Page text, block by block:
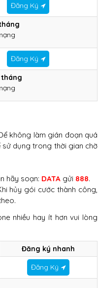
Đăng Ký
Đăng Ký
tháng
không làm gián đoạn quá
sử dụng trong thời gian chờ
hãy soạn: DATA gửi 888.
hủy gói cước thành công,
nhiều hay ít hơn vui lòng
Đăng ký nhanh
Đăng Ký